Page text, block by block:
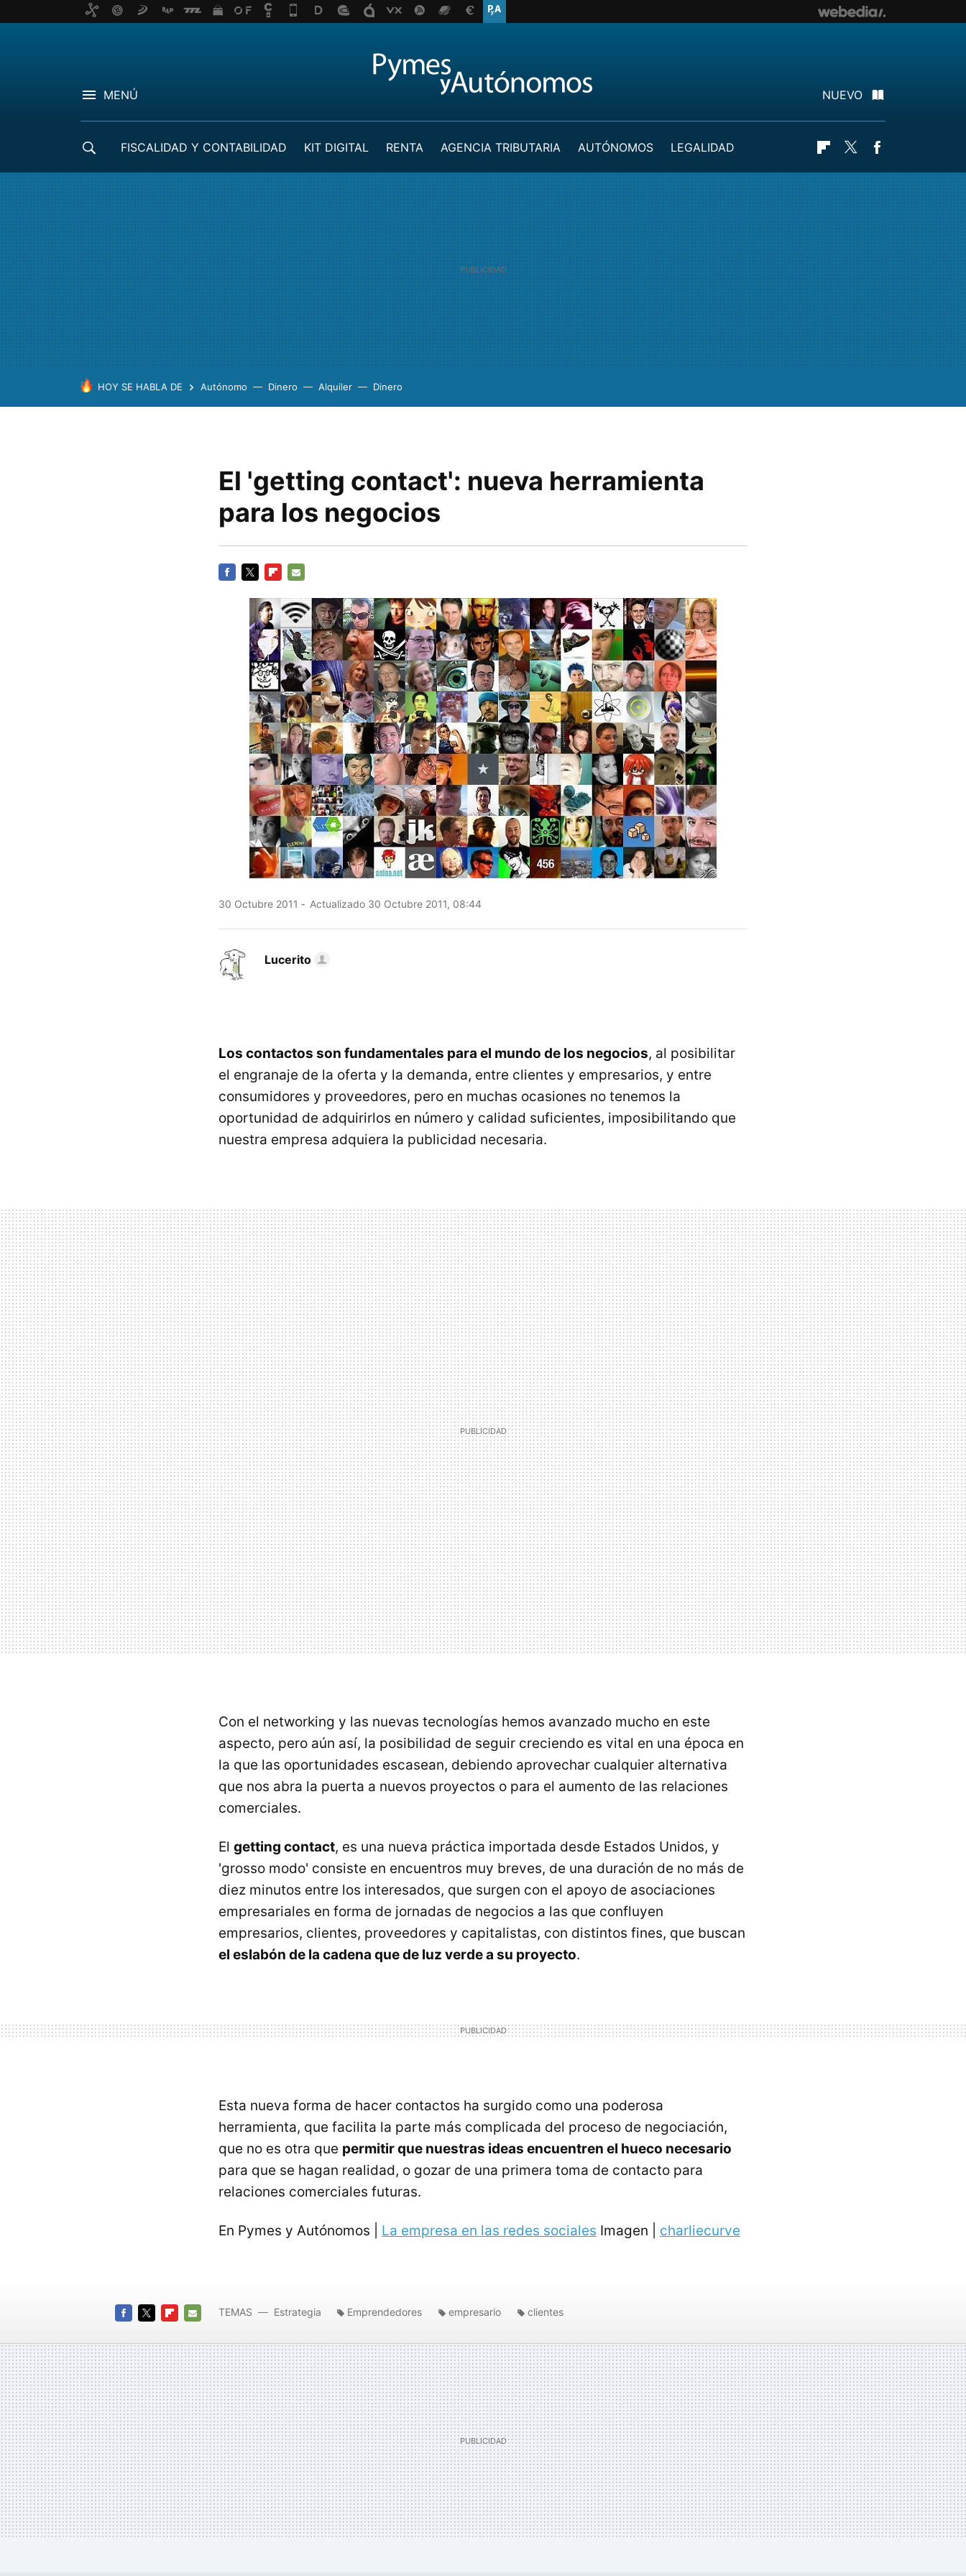
MENÚ NUEVO
FISCALIDAD Y CONTABILIDAD KIT DIGITAL RENTA AGENCIA TRIBUTARIA AUTÓNOMOS
LEGALIDAD
Flipboard
Twitter
HOY SE HABLA DE Autónomo Dinero Alquiler Dinero
El 'getting contact': nueva herramienta
para los negocios
MAIL
30 Octubre 2011 Actualizado 30 Octubre 2011, 08:44
Lucerito
Los contactos son fundamentales para el mundo de los negocios, al posibilitar
el engranaje de la oferta y la demanda, entre clientes y empresarios, y entre
consumidores y proveedores, pero en muchas ocasiones no tenemos la
oportunidad de adquirirlos en número y calidad suficientes, imposibilitando que
nuestra empresa adquiera la publicidad necesaria.
Con el networking y las nuevas tecnologías hemos avanzado mucho en este
aspecto, pero aún así, la posibilidad de seguir creciendo es vital en una época en
la que las oportunidades escasean, debiendo aprovechar cualquier alternativa
que nos abra la puerta a nuevos proyectos o para el aumento de las relaciones
comerciales.
El getting contact, es una nueva práctica importada desde Estados Unidos, y
'grosso modo' consiste en encuentros muy breves, de una duración de no más de
diez minutos entre los interesados, que surgen con el apoyo de asociaciones
empresariales en forma de jornadas de negocios a las que confluyen
empresarios, clientes, proveedores y capitalistas, con distintos fines, que buscan
el eslabón de la cadena que de luz verde a su proyecto.
Esta nueva forma de hacer contactos ha surgido como una poderosa
herramienta, que facilita la parte más complicada del proceso de negociación,
que no es otra que permitir que nuestras ideas encuentren el hueco necesario
para que se hagan realidad, o gozar de una primera toma de contacto para
relaciones comerciales futuras.
En Pymes y Autónomos | La empresa en las redes sociales Imagen | charliecurve
MAIL
TEMAS Estrategia Emprendedores empresario clientes